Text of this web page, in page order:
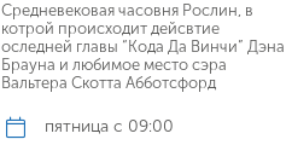
Средневековая часовня Рослин, в
котрой происходит дейсвтие
оследней главы “Кода Да Винчи” Дэна
Брауна и любимое место сэра
Вальтера Скотта Абботсфорд
пятница с 09:00